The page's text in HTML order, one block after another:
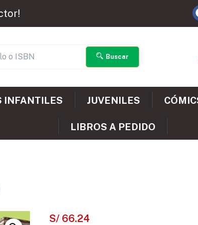
Buscar
INFANTILES JUVENILES
LIBROS A PEDIDO
S/66.24